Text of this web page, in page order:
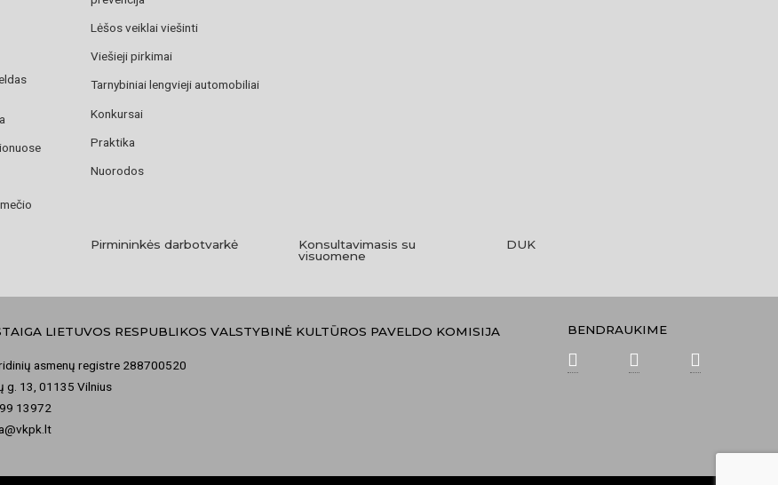
Lėšos veiklai viešinti
Viešieji pirkimai
Tarnybiniai lengvieji automobiliai
Konkursai
Praktika
Nuorodos
Pirmininkės darbotvarkė
Konsultavimasis su
visuomene
DUK
LIETUVOS RESPUBLIKOS VALSTYBINĖ KULTŪROS PAVELDO KOMISIJA
asmenų registre 288700520
g. 13, 01135 Vilnius
13972
BENDRAUKIME